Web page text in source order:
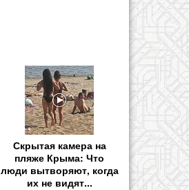
Скрытая камера на
пляже Крыма: Что
люди вытворяют, когда
их не видят...